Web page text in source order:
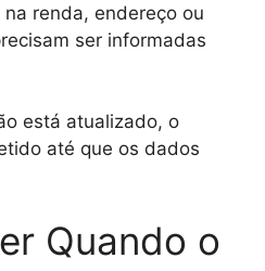
renda, endereço ou
ser informadas
está atualizado, o
até que os dados
Quando o